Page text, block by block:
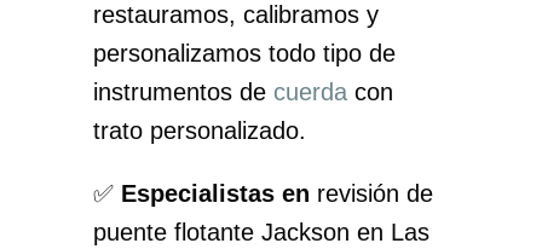
restauramos, calibramos y
personalizamos todo tipo de
instrumentos de cuerdacon
trato personalizado.
✅ Especialistas en revisión de
puente flotante Jackson en Las